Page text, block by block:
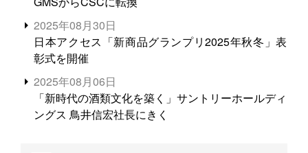
2025年08月30日
日本アクセス「新商品グランプリ2025年秋冬」表
彰式を開催
2025年08月06日
「新時代の酒類文化を築く」サントリーホールディ
ングス 鳥井信宏社長にきく